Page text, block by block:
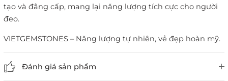
tạo và đẳng cấp, mang lại năng lượng tích cực cho người
đeo.
VIETGEMSTONES – Năng lượng tự nhiên, vẻ đẹp hoàn mỹ.
Đánh giá sản phẩm